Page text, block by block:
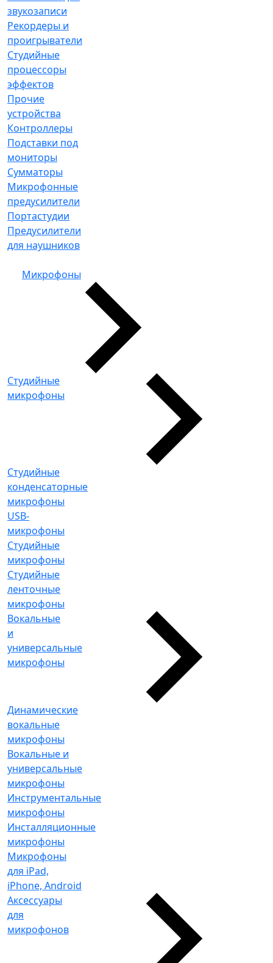
звукозаписи
Рекордеры и
проигрыватели
Студийные
процессоры
эффектов
Прочие
устройства
Контроллеры
Подставки под
мониторы
Сумматоры
Микрофонные
предусилители
Портастудии
Предусилители
для наушников
Микрофоны
Студийные
микрофоны
Студийные
конденсаторные
микрофоны
USB-
микрофоны
Студийные
микрофоны
Студийные
ленточные
микрофоны
Вокальные
и
универсальные
микрофоны
Динамические
вокальные
микрофоны
Вокальные и
универсальные
микрофоны
Инструментальные
микрофоны
Инсталляционные
микрофоны
Микрофоны
для iPad,
iPhone, Android
Аксессуары
для
микрофонов